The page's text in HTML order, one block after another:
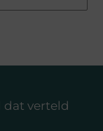
dat verteld